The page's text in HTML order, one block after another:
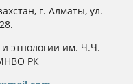
г. Алматы, ул.
этнологии им. Ч.Ч.
РК